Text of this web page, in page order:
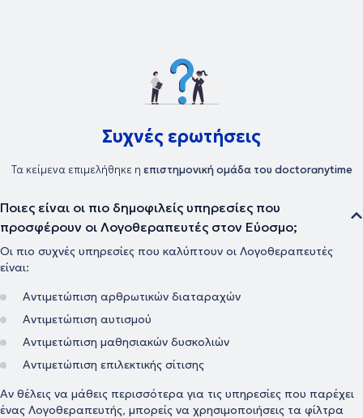
Συχνές ερωτήσεις
Τα κείμενα επιμελήθηκε η επιστημονική ομάδα του doctoranytime
Ποιες είναι οι πιο δημοφιλείς υπηρεσίες που
προσφέρουν οι Λογοθεραπευτές στον Εύοσμο;
Οι πιο συχνές υπηρεσίες που καλύπτουν οι Λογοθεραπευτές
είναι:
Αντιμετώπιση αρθρωτικών διαταραχών
Αντιμετώπιση αυτισμού
Αντιμετώπιση μαθησιακών δυσκολιών
Αντιμετώπιση επιλεκτικής σίτισης
Αν θέλεις να μάθεις περισσότερα για τις υπηρεσίες που παρέχει
ένας Λογοθεραπευτής, μπορείς να χρησιμοποιήσεις τα φίλτρα